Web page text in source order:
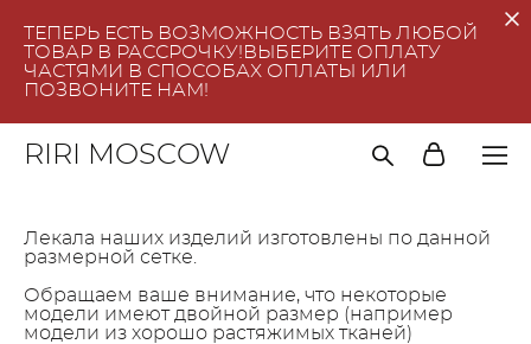
ТЕПЕРЬ ЕСТЬ ВОЗМОЖНОСТЬ ВЗЯТЬ ЛЮБОЙ
ТОВАР В РАССРОЧКУ!ВЫБЕРИТЕ ОПЛАТУ
ЧАСТЯМИ В СПОСОБАХ ОПЛАТЫ ИЛИ
ПОЗВОНИТЕ НАМ!
RIRI MOSCOW
Лекала наших изделий изготовлены по данной
размерной сетке.
Обращаем ваше внимание, что некоторые
модели имеют двойной размер (например
модели из хорошо растяжимых тканей)